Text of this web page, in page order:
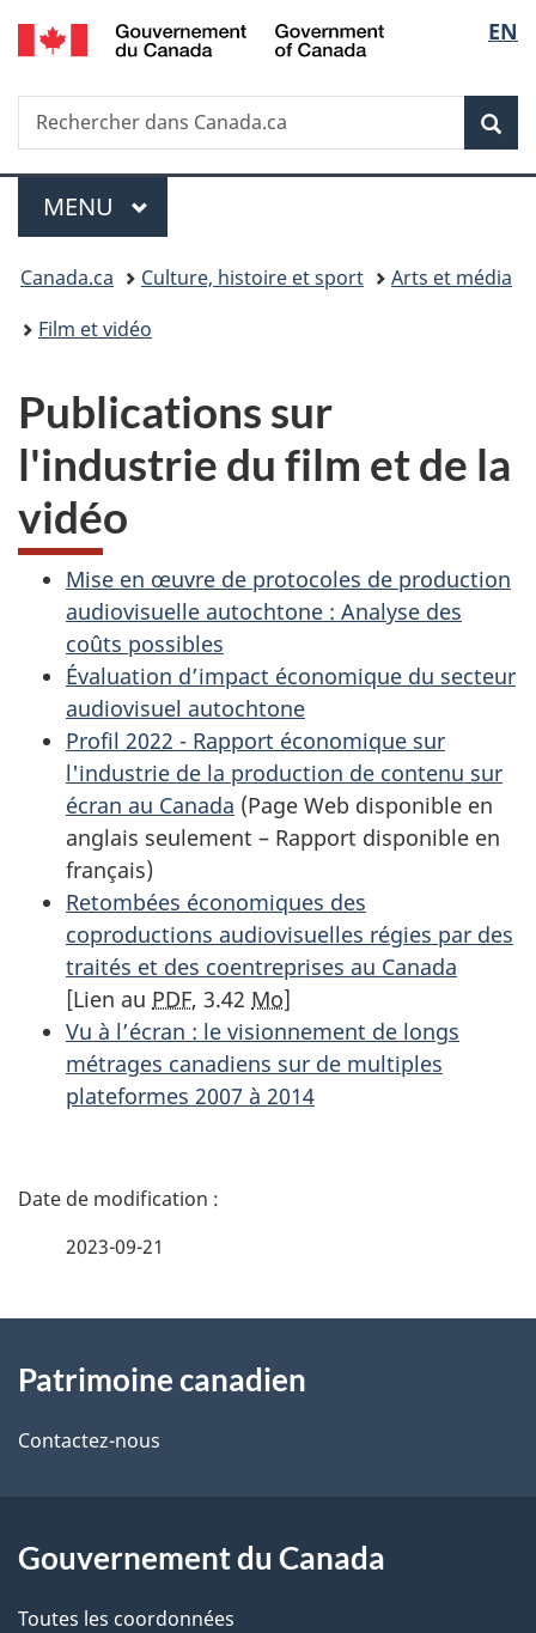
Passer
au
principal
Passer
à
Au
du
Passer
à
version
simplifiée
de
la
EN
Recherche
Rechercher
dans
Menu
MENU PRINCIPAL
Vous
êtes
Canada.ca Culture, histoire et sport
Arts et média
Film et vidéo
Publications sur
l'industrie du film et de la
vidéo
Mise en œuvre de protocoles de production
audiovisuelle autochtone : Analyse des
coûts possibles
Évaluation d’impact économique du secteur
audiovisuel autochtone
Profil 2022 - Rapport économique sur
l'industrie de la production de contenu sur
écran au Canada (Page Web disponible en
anglais seulement – Rapport disponible en
français)
Retombées économiques des
coproductions audiovisuelles régies par des
traités et des coentreprises au Canada
[Lien au PDF, 3.42 Mo]
Vu à l’écran : le visionnement de longs
métrages canadiens sur de multiples
plateformes 2007 à 2014
D
i
l
d
e
2023-09-21
propos
de
site
Patrimoine canadien
Contactez-nous
Gouvernement du Canada
Toutes les coordonnées